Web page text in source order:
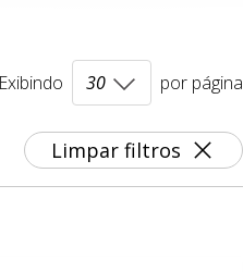
Limpar filtros
Exibindo por página